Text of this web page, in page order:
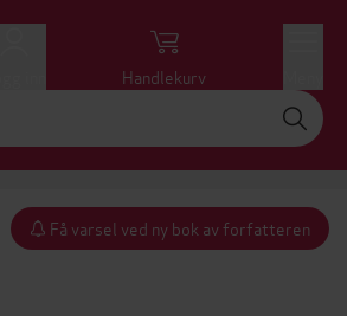
Handlekurv
Få varsel ved ny bok av forfatteren